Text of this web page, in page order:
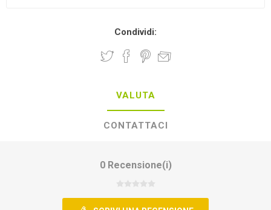
Condividi:
VALUTA
CONTATTACI
0 Recensione(i)